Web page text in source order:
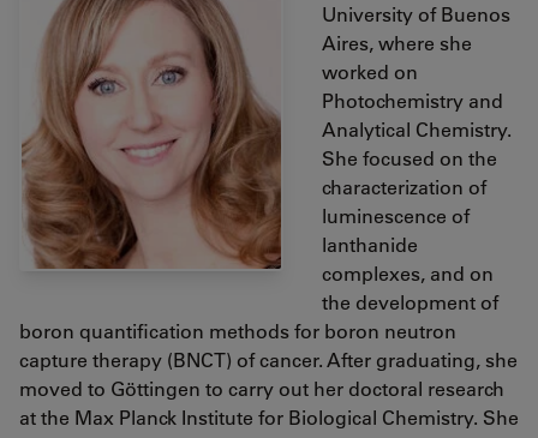
University of Buenos
Aires, where she
worked on
Photochemistry and
Analytical Chemistry.
She focused on the
characterization of
luminescence of
lanthanide
complexes, and on
the development of
boron quantification methods for boron neutron
capture therapy (BNCT) of cancer. After graduating, she
moved to Göttingen to carry out her doctoral research
at the Max Planck Institute for Biological Chemistry. She